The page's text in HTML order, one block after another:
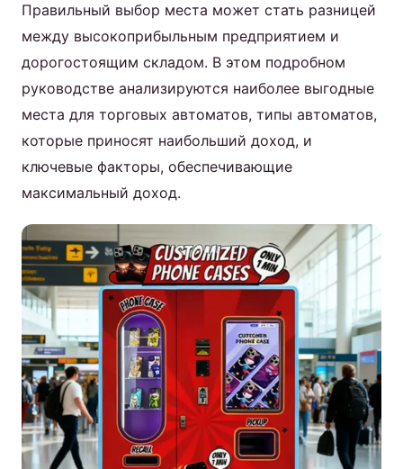
Arabic
Правильный выбор места может стать разницей
между высокоприбыльным предприятием и
дорогостоящим складом. В этом подробном
руководстве анализируются наиболее выгодные
места для торговых автоматов, типы автоматов,
которые приносят наибольший доход, и
ключевые факторы, обеспечивающие
максимальный доход.